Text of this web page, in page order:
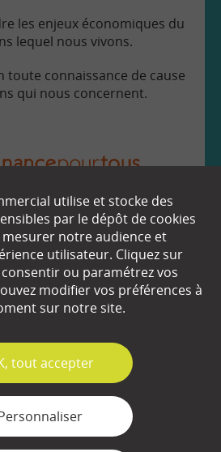
les enjeux économiques du
lequel nous vivons.
toute connaissance de cause
qui nous concernent.
EN SAVOIR
sommes-nous ?
Partenaires
Plan du site
Mentions légales
utilise et stocke des
par le dépôt de cookies
notre audience et
utilisateur. Cliquez sur
ou paramétrez vos
modifier vos préférences à
sur notre site.
tout accepter